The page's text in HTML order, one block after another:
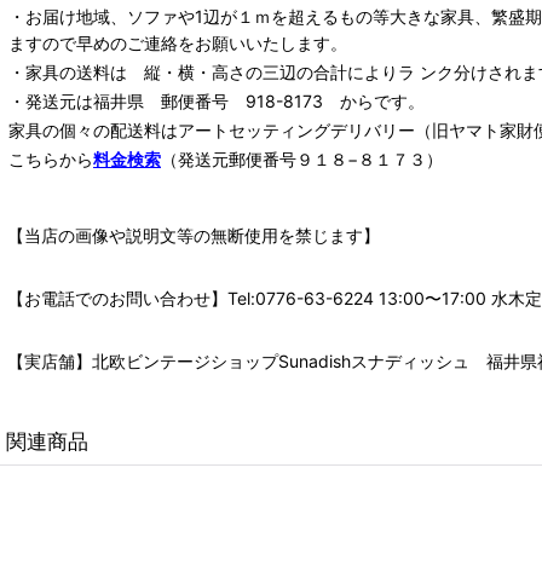
・お届け地域、ソファや1辺が１ｍを超えるもの等大きな家具、繁
ますので早めのご連絡をお願いいたします。
・家具の送料は 縦・横・高さの三辺の合計によりラ ンク分けされま
・発送元は福井県 郵便番号 918-8173 からです。
家具の個々の配送料はアートセッティングデリバリー （旧ヤマト家財
こちらから料金検索 （発送元郵便番号９１８−８１７３）
【当店の画像や説明文等の無断使用を禁じます】
【お電話でのお問い合わせ】Tel:0776-63-6224 13:00〜17:00 水木
【実店舗】北欧ビンテージショップSunadishスナディッシュ 福井
関連商品